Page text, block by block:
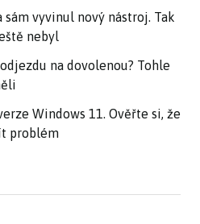
vyvinul nový nástroj. Tak
nebyl
na dovolenou? Tohle
Windows 11. Ověřte si, že
problém